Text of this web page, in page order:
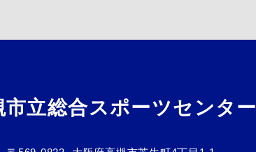
市立総合スポーツセンター